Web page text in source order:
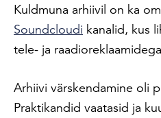
Kuldmuna arhiivil on ka
Soundcloudi kanalid, kus
tele- ja
Arhiivi värskendamine oli
Praktikandid vaatasid ja